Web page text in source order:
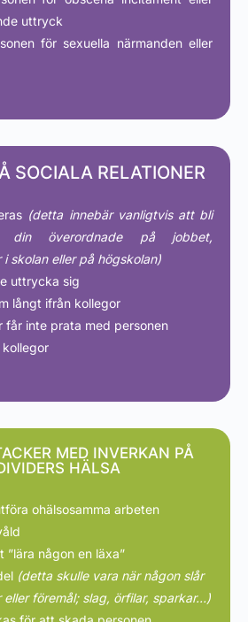
uttryck
för sexuella närmanden eller
SOCIALA RELATIONER
(detta innebär vanligtvis att bli
din överordnade på jobbet,
skolan eller på högskolan)
uttrycka sig
långt ifrån kollegor
får inte prata med personen
kollegor
MED INVERKAN PÅ
HÄLSA
ohälsosamma arbeten
någon en läxa”
(detta skulle vara när någon slår
föremål; slag, örfilar, sparkar…)